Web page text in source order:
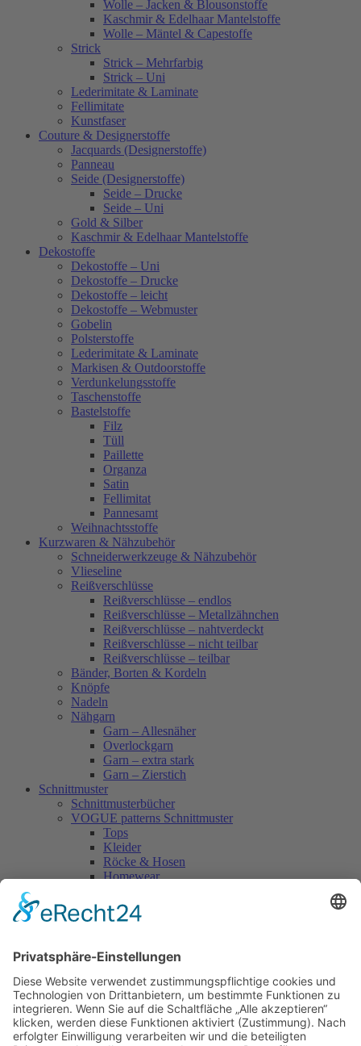
Wolle – Jacken & Blousonstoffe
Kaschmir & Edelhaar Mantelstoffe
Wolle – Mäntel & Capestoffe
Strick
Strick – Mehrfarbig
Strick – Uni
Lederimitate & Laminate
Fellimitate
Kunstfaser
Couture & Designerstoffe
Jacquards (Designerstoffe)
Panneau
Seide (Designerstoffe)
Seide – Drucke
Seide – Uni
Gold & Silber
Kaschmir & Edelhaar Mantelstoffe
Dekostoffe
Dekostoffe – Uni
Dekostoffe – Drucke
Dekostoffe – leicht
Dekostoffe – Webmuster
Gobelin
Polsterstoffe
Lederimitate & Laminate
Markisen & Outdoorstoffe
Verdunkelungsstoffe
Taschenstoffe
Bastelstoffe
Filz
Tüll
Paillette
Organza
Satin
Fellimitat
Pannesamt
Weihnachtsstoffe
Kurzwaren & Nähzubehör
Schneiderwerkzeuge & Nähzubehör
Vlieseline
Reißverschlüsse
Reißverschlüsse – endlos
Reißverschlüsse – Metallzähnchen
Reißverschlüsse – nahtverdeckt
Reißverschlüsse – nicht teilbar
Reißverschlüsse – teilbar
Bänder, Borten & Kordeln
Knöpfe
Nadeln
Nähgarn
Garn – Allesnäher
Overlockgarn
Garn – extra stark
Garn – Zierstich
Schnittmuster
Schnittmusterbücher
VOGUE patterns Schnittmuster
Tops
Kleider
Röcke & Hosen
Homewear
Vogue Vintage
Herren
Accessoires
Einzelschnittmuster Burda
Tops
Kleider
Röcke & Hosen
Homewear
Jacken & Mäntel